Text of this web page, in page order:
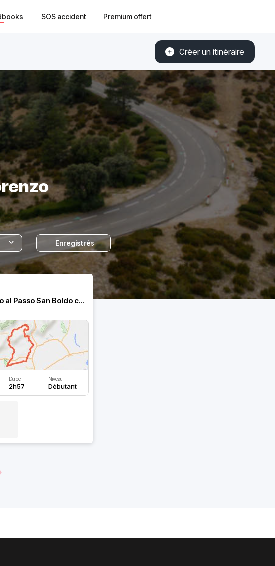
SOS accident Premium offert
Créer un itinéraire
Enregistrés
Giro tranquillo al Passo San Boldo con pranzo a Collalbrigo
Durée
2h57
Niveau
Débutant